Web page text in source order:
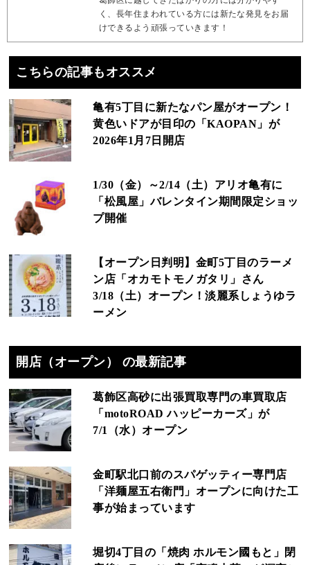
く、長年住まわれている方には新たな発見をお届
けできるよう頑張っていきます！
こちらの記事もオススメ
亀有5丁目に新たなパン屋がオープン！
黄色いドアが目印の「KAOPAN」が
2026年1月7日開店
1/30（金）～2/14（土）アリオ亀有に
「松風屋」バレンタイン期間限定ショッ
プ開催
【オープン日判明】金町5丁目のラーメ
ン店「オカモトモノガタリ」さん
3/18（土）オープン！淡麗系しょうゆラ
ーメン
開店（オープン） の最新記事
葛飾区高砂に出張買取専門の車買取店
「motoROAD ハッピーカーズ」が
7/1（水）オープン
金町駅北口前のスパゲッティー専門店
「洋麺屋五右衛門」オープンに向けた工
事が始まっています
堀切4丁目の「焼肉 ホルモン國もと」閉